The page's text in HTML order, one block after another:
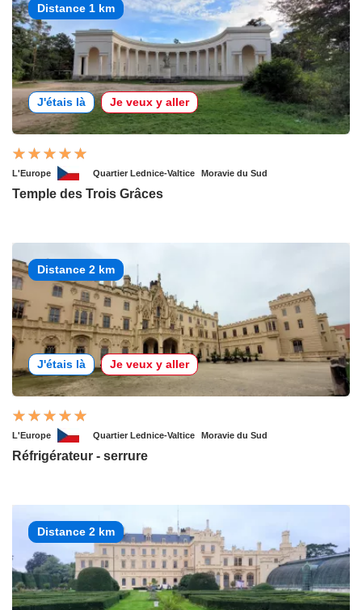
Distance 1 km
J'étais là Je veux y aller
L'Europe Quartier Lednice-Valtice Moravie du Sud
Temple des Trois Grâces
Distance 2 km
J'étais là Je veux y aller
L'Europe Quartier Lednice-Valtice Moravie du Sud
Réfrigérateur - serrure
Distance 2 km